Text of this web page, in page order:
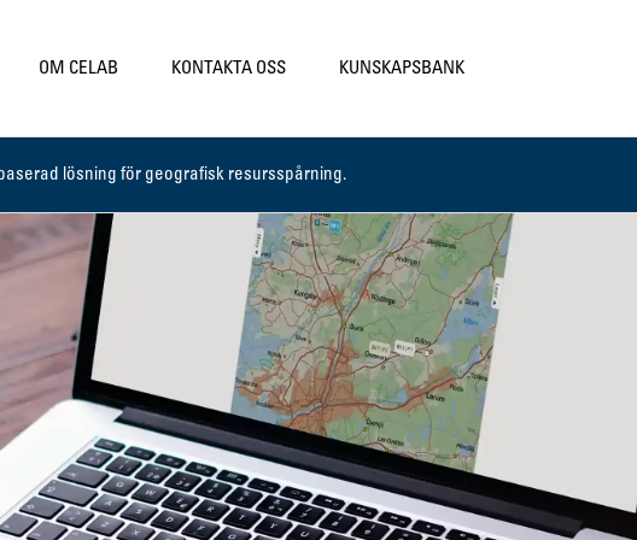
OM CELAB KONTAKTA OSS KUNSKAPSBANK
lösning för geografisk resursspårning.